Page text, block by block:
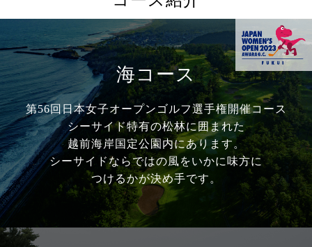
海コース
第56回日本女子オープンゴルフ選手権開催コース
シーサイド特有の松林に囲まれた
越前海岸国定公園内にあります。
シーサイドならではの風をいかに味方に
つけるかが決め手です。